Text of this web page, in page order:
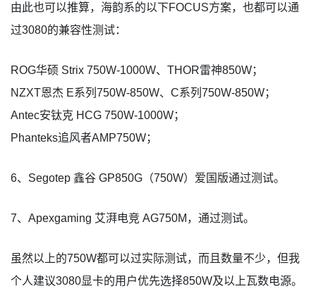
由此也可以推算，海韵系的以下FOCUS方案，也都可以通
过3080的兼容性测试：
ROG华硕 Strix 750W-1000W、THOR雷神850W；
NZXT恩杰 E系列750W-850W、C系列750W-850W；
Antec安钛克 HCG 750W-1000W；
Phanteks追风者AMP750W；
6、Segotep 鑫谷 GP850G（750W）爱国版通过测试。
7、Apexgaming 艾湃电竞 AG750M，通过测试。
虽然以上的750W都可以过实际测试，而且数量不少，但我
个人建议3080显卡的用户优先选择850W及以上瓦数电源。